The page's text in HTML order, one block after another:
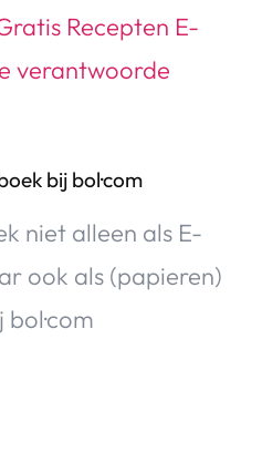
Recepten E-
verantwoorde
bij bol·com
niet alleen als E-
ook als (papieren)